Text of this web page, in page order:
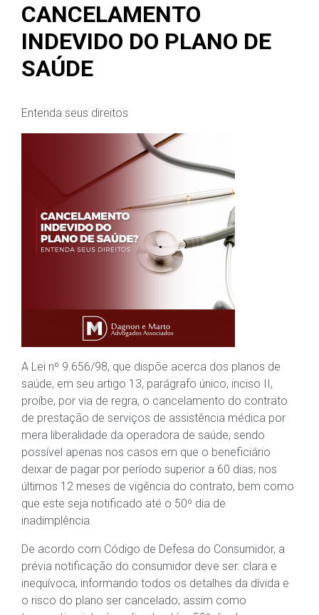
CANCELAMENTO
INDEVIDO DO PLANO DE
SAÚDE
Entenda seus direitos
A Lei nº 9.656/98, que dispõe acerca dos planos de
saúde, em seu artigo 13, parágrafo único, inciso II,
proíbe, por via de regra, o cancelamento do contrato
de prestação de serviços de assistência médica por
mera liberalidade da operadora de saúde, sendo
possível apenas nos casos em que o beneficiário
deixar de pagar por período superior a 60 dias, nos
últimos 12 meses de vigência do contrato, bem como
que este seja notificado até o 50º dia de
inadimplência.
De acordo com Código de Defesa do Consumidor, a
prévia notificação do consumidor deve ser: clara e
inequívoca, informando todos os detalhes da dívida e
o risco do plano ser cancelado; assim como